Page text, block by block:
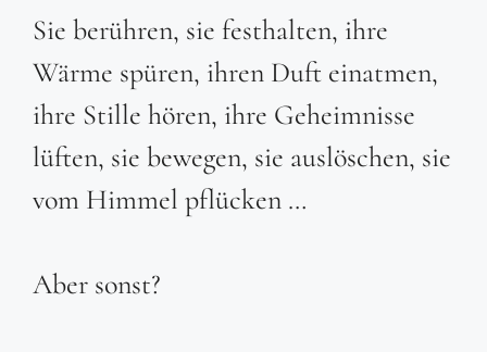
Sie berühren, sie festhalten, ihre
Wärme spüren, ihren Duft einatmen,
ihre Stille hören, ihre Geheimnisse
lüften, sie bewegen, sie auslöschen, sie
vom Himmel pflücken …
Aber sonst?